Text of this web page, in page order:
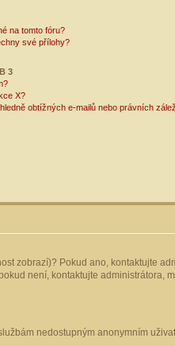
na tomto fóru?
své přílohy?
3
X?
obtížných e-mailů nebo právních
zobrazí)? Pokud ano, kontaktujte
není, kontaktujte administrátora,
nedostupným anonymním